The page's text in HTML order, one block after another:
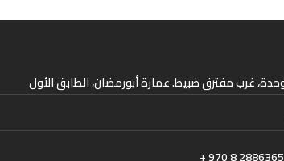
غرب مفترق ضبيط. عمارة أبورمضان، الطابق الأول